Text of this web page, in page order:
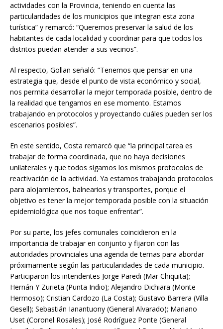
actividades con la Provincia, teniendo en cuenta las
particularidades de los municipios que integran esta zona
turística” y remarcó: “Queremos preservar la salud de los
habitantes de cada localidad y coordinar para que todos los
distritos puedan atender a sus vecinos”.
Al respecto, Gollan señaló: “Tenemos que pensar en una
estrategia que, desde el punto de vista económico y social,
nos permita desarrollar la mejor temporada posible, dentro de
la realidad que tengamos en ese momento. Estamos
trabajando en protocolos y proyectando cuáles pueden ser los
escenarios posibles”.
En este sentido, Costa remarcó que “la principal tarea es
trabajar de forma coordinada, que no haya decisiones
unilaterales y que todos sigamos los mismos protocolos de
reactivación de la actividad. Ya estamos trabajando protocolos
para alojamientos, balnearios y transportes, porque el
objetivo es tener la mejor temporada posible con la situación
epidemiológica que nos toque enfrentar”.
Por su parte, los jefes comunales coincidieron en la
importancia de trabajar en conjunto y fijaron con las
autoridades provinciales una agenda de temas para abordar
próximamente según las particularidades de cada municipio.
Participaron los intendentes Jorge Paredi (Mar Chiquita);
Hernán Y Zurieta (Punta Indio); Alejandro Dichiara (Monte
Hermoso); Cristian Cardozo (La Costa); Gustavo Barrera (Villa
Gesell); Sebastián Ianantuony (General Alvarado); Mariano
Uset (Coronel Rosales); José Rodríguez Ponte (General